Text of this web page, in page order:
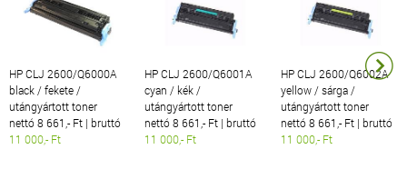
HP CLJ 2600/Q6000A
black / fekete /
utángyártott toner
nettó 8 661,- Ft | bruttó
11 000,- Ft
HP CLJ 2600/Q6001A
cyan / kék /
utángyártott toner
nettó 8 661,- Ft | bruttó
11 000,- Ft
HP CLJ 2600/Q6002A
yellow / sárga /
utángyártott toner
nettó 8 661,- Ft | bruttó
11 000,- Ft